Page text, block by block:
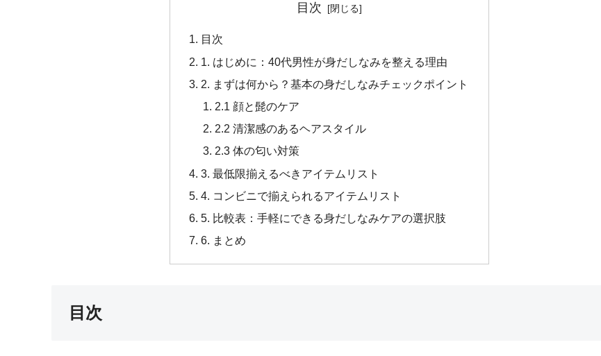
目次
目次
1. はじめに：40代男性が身だしなみを整える理由
2. まずは何から？基本の身だしなみチェックポイント
2.1 顔と髭のケア
2.2 清潔感のあるヘアスタイル
2.3 体の匂い対策
3. 最低限揃えるべきアイテムリスト
4. コンビニで揃えられるアイテムリスト
5. 比較表：手軽にできる身だしなみケアの選択肢
6. まとめ
目次